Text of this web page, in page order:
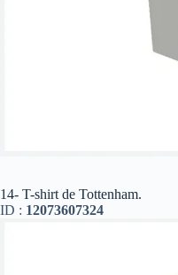
14- T-shirt de Tottenham.
ID : 12073607324